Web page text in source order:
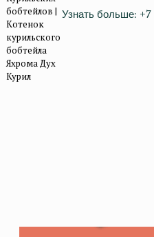
Узнать больше: